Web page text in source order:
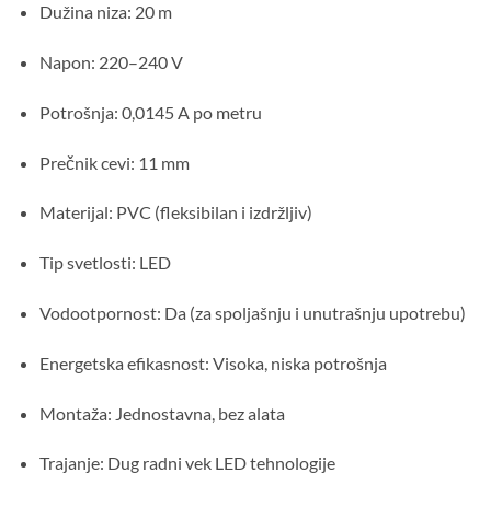
Dužina niza: 20 m
Napon: 220–240 V
Potrošnja: 0,0145 A po metru
Prečnik cevi: 11 mm
Materijal: PVC (fleksibilan i izdržljiv)
Tip svetlosti: LED
Vodootpornost: Da (za spoljašnju i unutrašnju upotrebu)
Energetska efikasnost: Visoka, niska potrošnja
Montaža: Jednostavna, bez alata
Trajanje: Dug radni vek LED tehnologije